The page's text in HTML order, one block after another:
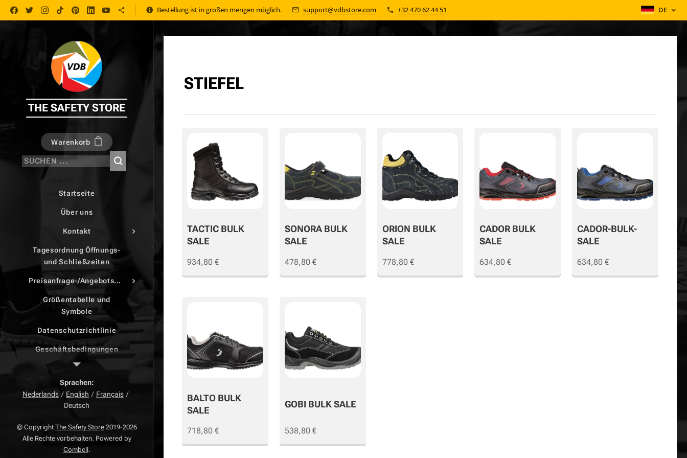
Bestellung ist in großen mengen möglich. support@vdbstore.com +32 470 62 44 51 DE
THE SAFETY STORE
Warenkorb
Startseite
Über uns
Kontakt
Tagesordnung Öffnungs-
und Schließzeiten
Preisanfrage-/Angebotsdruck
Größentabelle und
Symbole
Datenschutzrichtlinie
Geschäftsbedingungen
Beschwerdeseite
Zurück Seite
Widerrufsrecht
STIEFEL
TACTIC BULK
SALE
934,80 €
SONORA BULK
SALE
478,80 €
ORION BULK
SALE
778,80 €
CADOR BULK
SALE
634,80 €
CADOR-BULK-
SALE
634,80 €
BALTO BULK
SALE
718,80 €
GOBI BULK SALE
538,80 €
© Copyright The Safety Store2019-2026
Alle Rechte vorbehalten. Powered by
Combell.
Sprachen
Nederlands
English
Français
Deutsch